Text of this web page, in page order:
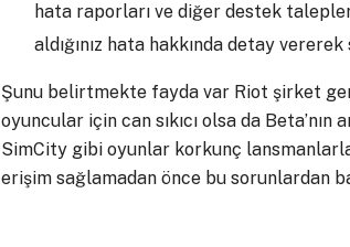
hata raporları ve diğer destek
aldığınız hata hakkında detay
Şunu belirtmekte fayda var Riot şirket
oyuncular için can sıkıcı olsa da
SimCity gibi oyunlar korkunç
erişim sağlamadan önce bu sorunlardan